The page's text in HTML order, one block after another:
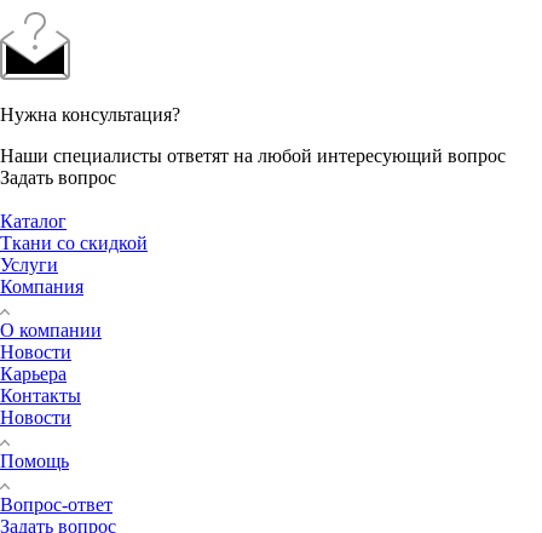
Нужна консультация?
Наши специалисты ответят на любой интересующий вопрос
Задать вопрос
Каталог
Ткани со скидкой
Услуги
Компания
О компании
Новости
Карьера
Контакты
Новости
Помощь
Вопрос-ответ
Задать вопрос